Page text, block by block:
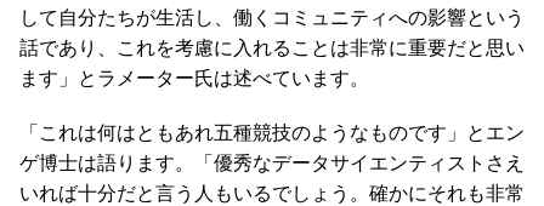
して自分たちが生活し、働くコミュニティへの影響という
話であり、これを考慮に入れることは非常に重要だと思い
ます」とラメーター氏は述べています。
「これは何はともあれ五種競技のようなものです」とエン
ゲ博士は語ります。「優秀なデータサイエンティストさえ
いれば十分だと言う人もいるでしょう。確かにそれも非常